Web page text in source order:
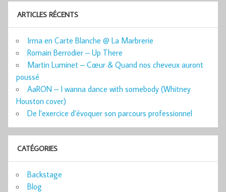
ARTICLES RÉCENTS
Irma en Carte Blanche @ La Marbrerie
Romain Berrodier – Up There
Martin Luminet – Cœur & Quand nos cheveux auront
poussé
AaRON – I wanna dance with somebody (Whitney
Houston cover)
De l’exercice d’évoquer son parcours professionnel
CATÉGORIES
Backstage
Blog